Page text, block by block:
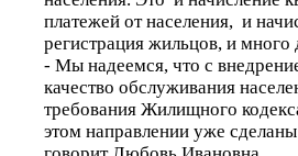
платежей от населения, и
регистрация жильцов, и
- Мы надеемся, что с
качество обслуживания
требования Жилищного
этом направлении уже